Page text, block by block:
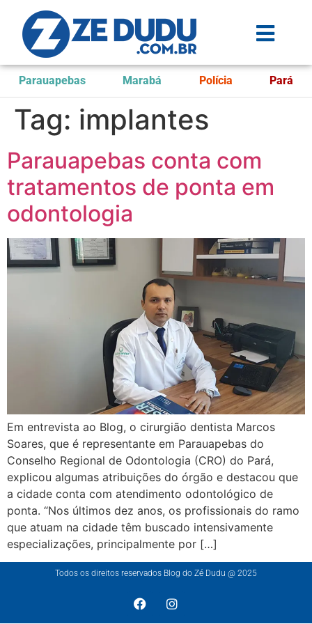
Parauapebas Marabá Polícia Pará
Tag: implantes
Parauapebas conta com
tratamentos de ponta em
odontologia
Em entrevista ao Blog, o cirurgião dentista Marcos
Soares, que é representante em Parauapebas do
Conselho Regional de Odontologia (CRO) do Pará,
explicou algumas atribuições do órgão e destacou que
a cidade conta com atendimento odontológico de
ponta. “Nos últimos dez anos, os profissionais do ramo
que atuam na cidade têm buscado intensivamente
especializações, principalmente por […]
Todos os direitos reservados Blog do Zé Dudu @ 2025